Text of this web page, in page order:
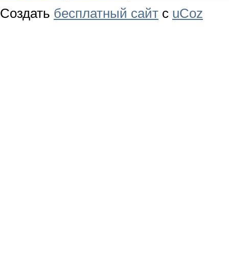
Создать бесплатный сайт с uCoz